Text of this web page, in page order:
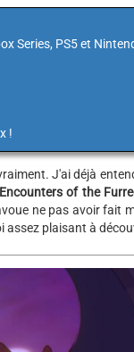
Series, PS5 et
!
J'ai déjà
of the
ne pas avoir fait
assez plaisant à